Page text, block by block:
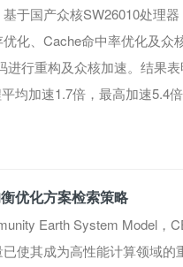
于国产众核SW26010处理
化、Cache命中率优化及
进行重构及众核加速。结果
均加速1.7倍，最高加速5.4
优化方案检索策略
Earth System Model，
使其成为高性能计算领域